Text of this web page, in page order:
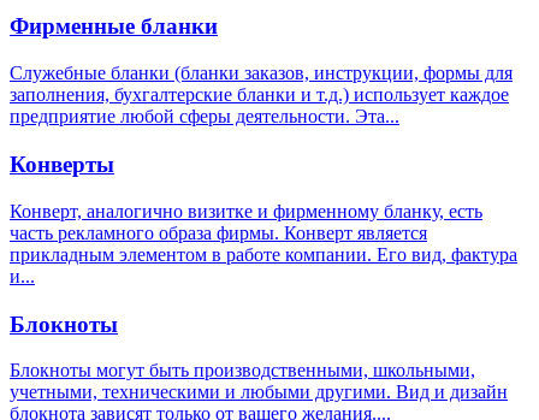
Фирменные бланки
Служебные бланки (бланки заказов, инструкции, формы для
заполнения, бухгалтерские бланки и т.д.) использует каждое
предприятие любой сферы деятельности. Эта...
Конверты
Конверт, аналогично визитке и фирменному бланку, есть
часть рекламного образа фирмы. Конверт является
прикладным элементом в работе компании. Его вид, фактура
и...
Блокноты
Блокноты могут быть производственными, школьными,
учетными, техническими и любыми другими. Вид и дизайн
блокнота зависят только от вашего желания....